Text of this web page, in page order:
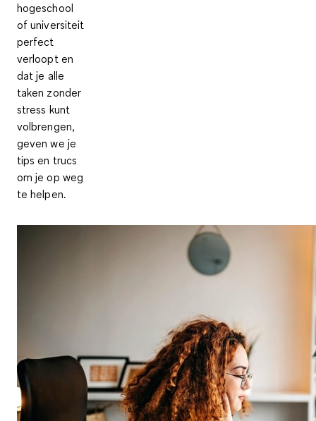
hogeschool
of universiteit
perfect
verloopt en
dat je alle
taken zonder
stress kunt
volbrengen,
geven we je
tips en trucs
om je op weg
te helpen.